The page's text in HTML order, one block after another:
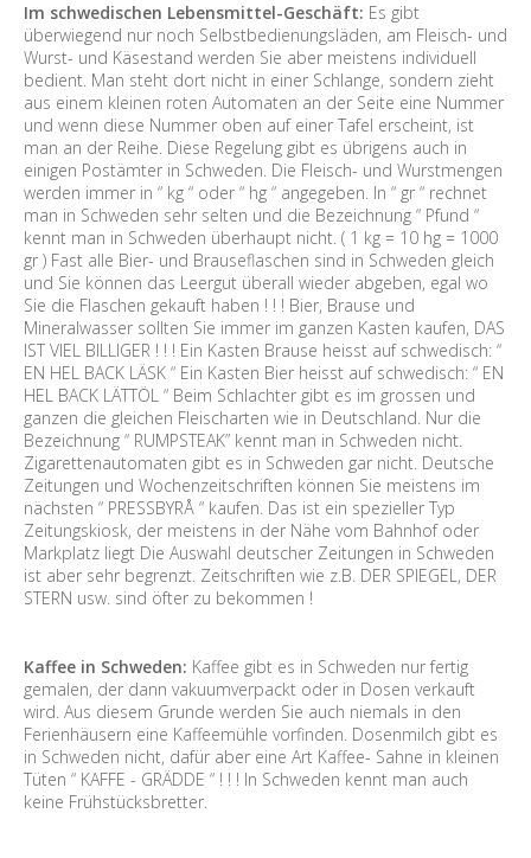
Im schwedischen Lebensmittel-Geschäft: Es gibt
überwiegend nur noch Selbstbedienungsläden, am Fleisch- und
Wurst- und Käsestand werden Sie aber meistens individuell
bedient. Man steht dort nicht in einer Schlange, sondern zieht
aus einem kleinen roten Automaten an der Seite eine Nummer
und wenn diese Nummer oben auf einer Tafel erscheint, ist
man an der Reihe. Diese Regelung gibt es übrigens auch in
einigen Postämter in Schweden. Die Fleisch- und Wurstmengen
werden immer in “ kg “ oder “ hg “ angegeben. In “ gr “ rechnet
man in Schweden sehr selten und die Bezeichnung “ Pfund “
kennt man in Schweden überhaupt nicht. ( 1 kg = 10 hg = 1000
gr ) Fast alle Bier- und Brauseflaschen sind in Schweden gleich
und Sie können das Leergut überall wieder abgeben, egal wo
Sie die Flaschen gekauft haben ! ! ! Bier, Brause und
Mineralwasser sollten Sie immer im ganzen Kasten kaufen, DAS
IST VIEL BILLIGER ! ! ! Ein Kasten Brause heisst auf schwedisch: “
EN HEL BACK LÄSK “ Ein Kasten Bier heisst auf schwedisch: “ EN
HEL BACK LÄTTÖL “ Beim Schlachter gibt es im grossen und
ganzen die gleichen Fleischarten wie in Deutschland. Nur die
Bezeichnung “ RUMPSTEAK” kennt man in Schweden nicht.
Zigarettenautomaten gibt es in Schweden gar nicht. Deutsche
Zeitungen und Wochenzeitschriften können Sie meistens im
nächsten “ PRESSBYRÅ “ kaufen. Das ist ein spezieller Typ
Zeitungskiosk, der meistens in der Nähe vom Bahnhof oder
Markplatz liegt Die Auswahl deutscher Zeitungen in Schweden
ist aber sehr begrenzt. Zeitschriften wie z.B. DER SPIEGEL, DER
STERN usw. sind öfter zu bekommen !
Kaffee in Schweden: Kaffee gibt es in Schweden nur fertig
gemalen, der dann vakuumverpackt oder in Dosen verkauft
wird. Aus diesem Grunde werden Sie auch niemals in den
Ferienhäusern eine Kaffeemühle vorfinden. Dosenmilch gibt es
in Schweden nicht, dafür aber eine Art Kaffee- Sahne in kleinen
Tüten “ KAFFE - GRÄDDE “ ! ! ! In Schweden kennt man auch
keine Frühstücksbretter.